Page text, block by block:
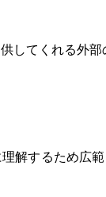
してくれる外
解するため広